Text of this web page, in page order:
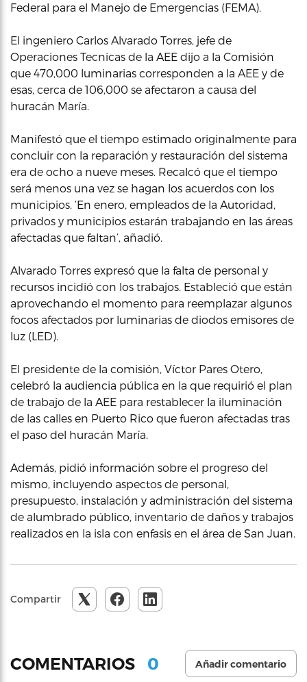
Federal para el Manejo de Emergencias (FEMA).
El ingeniero Carlos Alvarado Torres, jefe de
Operaciones Tecnicas de la AEE dijo a la Comisión
que 470,000 luminarias corresponden a la AEE y de
esas, cerca de 106,000 se afectaron a causa del
huracán María.
Manifestó que el tiempo estimado originalmente para
concluir con la reparación y restauración del sistema
era de ocho a nueve meses. Recalcó que el tiempo
será menos una vez se hagan los acuerdos con los
municipios. ‘En enero, empleados de la Autoridad,
privados y municipios estarán trabajando en las áreas
afectadas que faltan’, añadió.
Alvarado Torres expresó que la falta de personal y
recursos incidió con los trabajos. Estableció que están
aprovechando el momento para reemplazar algunos
focos afectados por luminarias de diodos emisores de
luz (LED).
El presidente de la comisión, Víctor Pares Otero,
celebró la audiencia pública en la que requirió el plan
de trabajo de la AEE para restablecer la iluminación
de las calles en Puerto Rico que fueron afectadas tras
el paso del huracán María.
Además, pidió información sobre el progreso del
mismo, incluyendo aspectos de personal,
presupuesto, instalación y administración del sistema
de alumbrado público, inventario de daños y trabajos
realizados en la isla con enfasis en el área de San Juan.
Compartir
COMENTARIOS 0 Añadir comentario